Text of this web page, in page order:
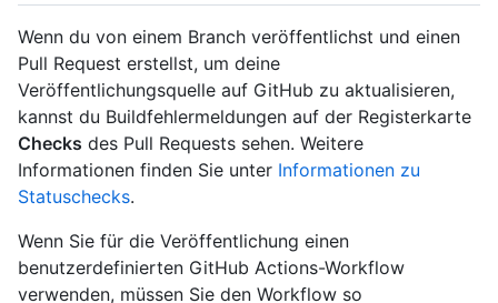
Wenn du von einem Branch veröffentlichst und einen
Pull Request erstellst, um deine
Veröffentlichungsquelle auf GitHub zu aktualisieren,
kannst du Buildfehlermeldungen auf der Registerkarte
Checks des Pull Requests sehen. Weitere
Informationen finden Sie unter Informationen zu
Statuschecks.
Wenn Sie für die Veröffentlichung einen
benutzerdefinierten GitHub Actions-Workflow
verwenden, müssen Sie den Workflow so